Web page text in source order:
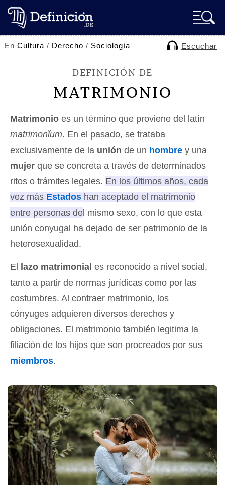
EnCultura / Derecho / Sociología Escuchar
DEFINICIÓN DE
MATRIMONIO
Matrimonio es un término que proviene del latín
matrimonĭum. En el pasado, se trataba
exclusivamente de la unión de un hombre y una
mujer que se concreta a través de determinados
ritos o trámites legales. En los últimos años, cada
vez más Estados han aceptado el matrimonio
entre personas del mismo sexo, con lo que esta
unión conyugal ha dejado de ser patrimonio de la
heterosexualidad.
El lazo matrimonial es reconocido a nivel social,
tanto a partir de normas jurídicas como por las
costumbres. Al contraer matrimonio, los
cónyuges adquieren diversos derechos y
obligaciones. El matrimonio también legitima la
filiación de los hijos que son procreados por sus
miembros.